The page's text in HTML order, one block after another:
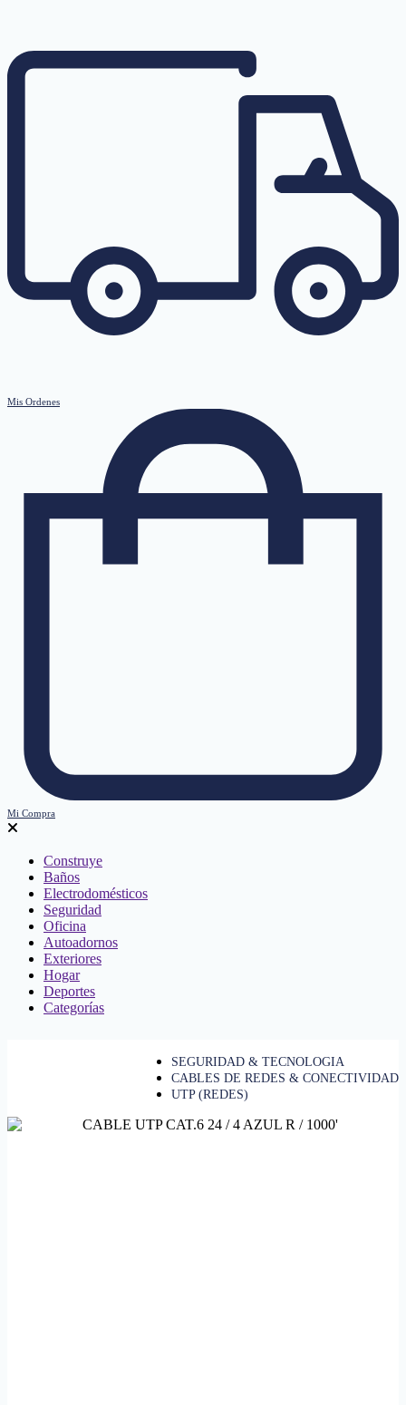
Mis Ordenes
Mi Compra
Construye
Baños
Electrodomésticos
Seguridad
Oficina
Autoadornos
Exteriores
Hogar
Deportes
Categorías
SEGURIDAD & TECNOLOGIA
CABLES DE REDES & CONECTIVIDAD
UTP (REDES)